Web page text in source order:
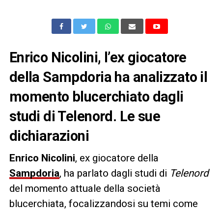
Enrico Nicolini, l’ex giocatore
della Sampdoria ha analizzato il
momento blucerchiato dagli
studi di Telenord. Le sue
dichiarazioni
Enrico Nicolini, ex giocatore della
Sampdoria, ha parlato dagli studi di Telenord
del momento attuale della società
blucerchiata, focalizzandosi su temi come